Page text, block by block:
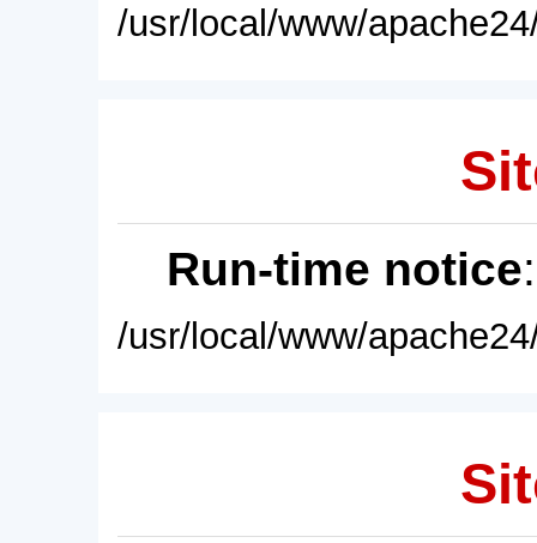
/usr/local/www/
Run-time notice
/usr/local/www/